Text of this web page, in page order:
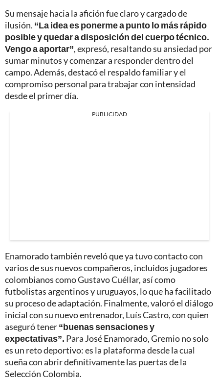
Su mensaje hacia la afición fue claro y cargado de
ilusión. “La idea es ponerme a punto lo más rápido
posible y quedar a disposición del cuerpo técnico.
Vengo a aportar”, expresó, resaltando su ansiedad por
sumar minutos y comenzar a responder dentro del
campo. Además, destacó el respaldo familiar y el
compromiso personal para trabajar con intensidad
desde el primer día.
PUBLICIDAD
Enamorado también reveló que ya tuvo contacto con
varios de sus nuevos compañeros, incluidos jugadores
colombianos como Gustavo Cuéllar, así como
futbolistas argentinos y uruguayos, lo que ha facilitado
su proceso de adaptación. Finalmente, valoró el diálogo
inicial con su nuevo entrenador, Luís Castro, con quien
aseguró tener“buenas sensaciones y
expectativas”. Para José Enamorado, Gremio no solo
es un reto deportivo: es la plataforma desde la cual
sueña con abrir definitivamente las puertas de la
Selección Colombia.